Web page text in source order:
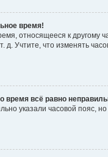
время!
относящееся к другому
д. Учтите, что изменять
время всё равно
указали часовой пояс,